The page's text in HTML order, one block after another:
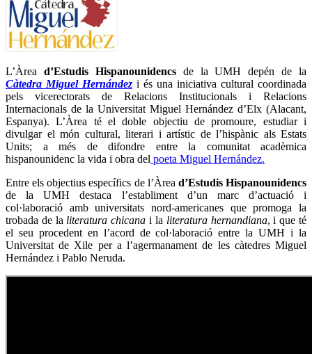
L’Àrea d’Estudis Hispanounidencsde la UMH depén de la
Càtedra Miguel Hernández i és una iniciativa cultural coordinada
pels vicerectorats de Relacions Institucionals i Relacions
Internacionals de la Universitat Miguel Hernández d’Elx (Alacant,
Espanya). L’Àrea té el doble objectiu de promoure, estudiar i
divulgar el món cultural, literari i artístic de l’hispànic als Estats
Units; a més de difondre entre la comunitat acadèmica
hispanounidenc la vida i obra del poeta Miguel Hernández.
Entre els objectius específics de l’Àrea d’Estudis Hispanounidencs
de la UMH destaca l’establiment d’un marc d’actuació i
col·laboració amb universitats nord-americanes que promoga la
trobada de la literatura chicana i la literatura hernandiana, i que té
el seu procedent en l’acord de col·laboració entre la UMH i la
Universitat de Xile per a l’agermanament de les càtedres Miguel
Hernández i Pablo Neruda.